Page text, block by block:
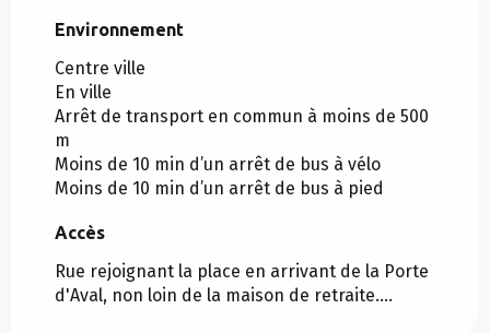
Environnement
Environnement
Centre ville
En ville
Arrêt de transport en commun à moins de 500
m
Moins de 10 min d’un arrêt de bus à vélo
Moins de 10 min d’un arrêt de bus à pied
Accès
Accès
Rue rejoignant la place en arrivant de la Porte
d'Aval, non loin de la maison de retraite....